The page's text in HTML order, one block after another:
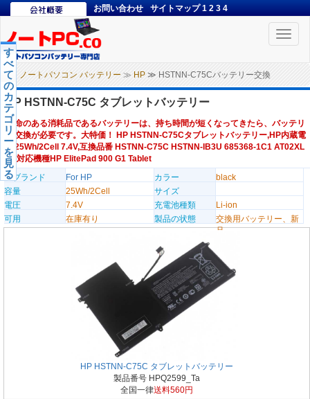
お問い合わせ サイトマップ 1 2 3 4
Toggle
ノートパソコン バッテリー ≫ HP ≫ HSTNN-C75Cバッテリー交換
す
べ
て
の
カ
テ
ゴ
リ
ー
を
見
る
HP HSTNN-C75C タブレットバッテリー
寿命のある消耗品であるバッテリーは、持ち時間が短くなってきたら、バッテリ
ー交換が必要です。大特価！ HP HSTNN-C75Cタブレットバッテリー,HP内蔵電
池25Wh/2Cell 7.4V,互換品番 HSTNN-C75C HSTNN-IB3U 685368-1C1 AT02XL
... ,対応機種HP ElitePad 900 G1 Tablet
のブランド
For HP カラー
black
容量
25Wh/2Cell
サイズ
電圧
7.4V 充電池種類
Li-ion
可用
在庫有り 製品の状態
交換用バッテリー、新
品
HP HSTNN-C75C タブレットバッテリー
製品番号 HPQ2599_Ta
全国一律送料560円